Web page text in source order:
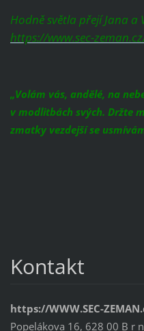
Hodně světla přejí Jana a
https://www.sec-
„Volám vás, andělé, na
v modlitbách svých. Držte
zmatky vezdejší se
Kontakt
https://WWW.SEC-
Popelákova 16, 628 00 B r